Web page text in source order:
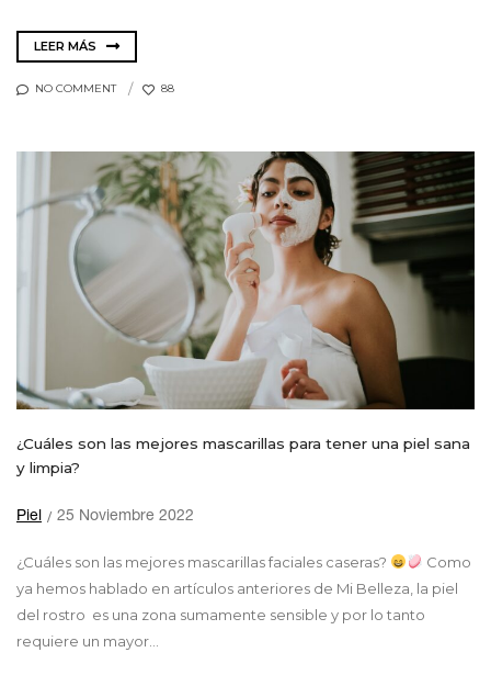
LEER MÁS
NO COMMENT 88
¿Cuáles son las mejores mascarillas para tener una piel sana
y limpia?
Piel 25 Noviembre 2022
¿Cuáles son las mejores mascarillas faciales caseras?
Como
ya hemos hablado en artículos anteriores de Mi Belleza, la piel
del rostro es una zona sumamente sensible y por lo tanto
requiere un mayor...